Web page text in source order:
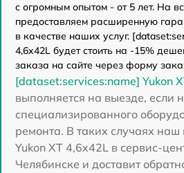
с огромным опытом - от 5 лет. На
предоставляем расширенную
в качестве наших услуг.
4,6x42L будет стоить на -15%
заказа на сайте через форму
[dataset:services:name] Yukon
выполняется на выезде, если
специализированного
ремонта. В таких случаях наш
Yukon XT 4,6x42L в сервис-
Челябинске и доставит